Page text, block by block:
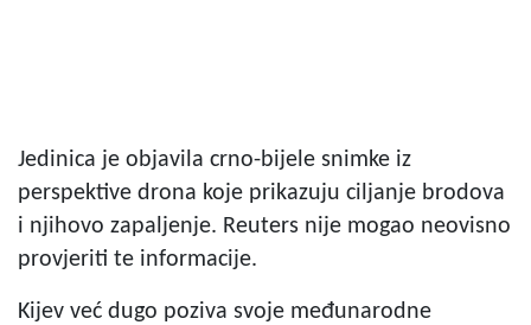
Jedinica je objavila crno-bijele snimke iz
perspektive drona koje prikazuju ciljanje brodova
i njihovo zapaljenje. Reuters nije mogao neovisno
provjeriti te informacije.
Kijev već dugo poziva svoje međunarodne